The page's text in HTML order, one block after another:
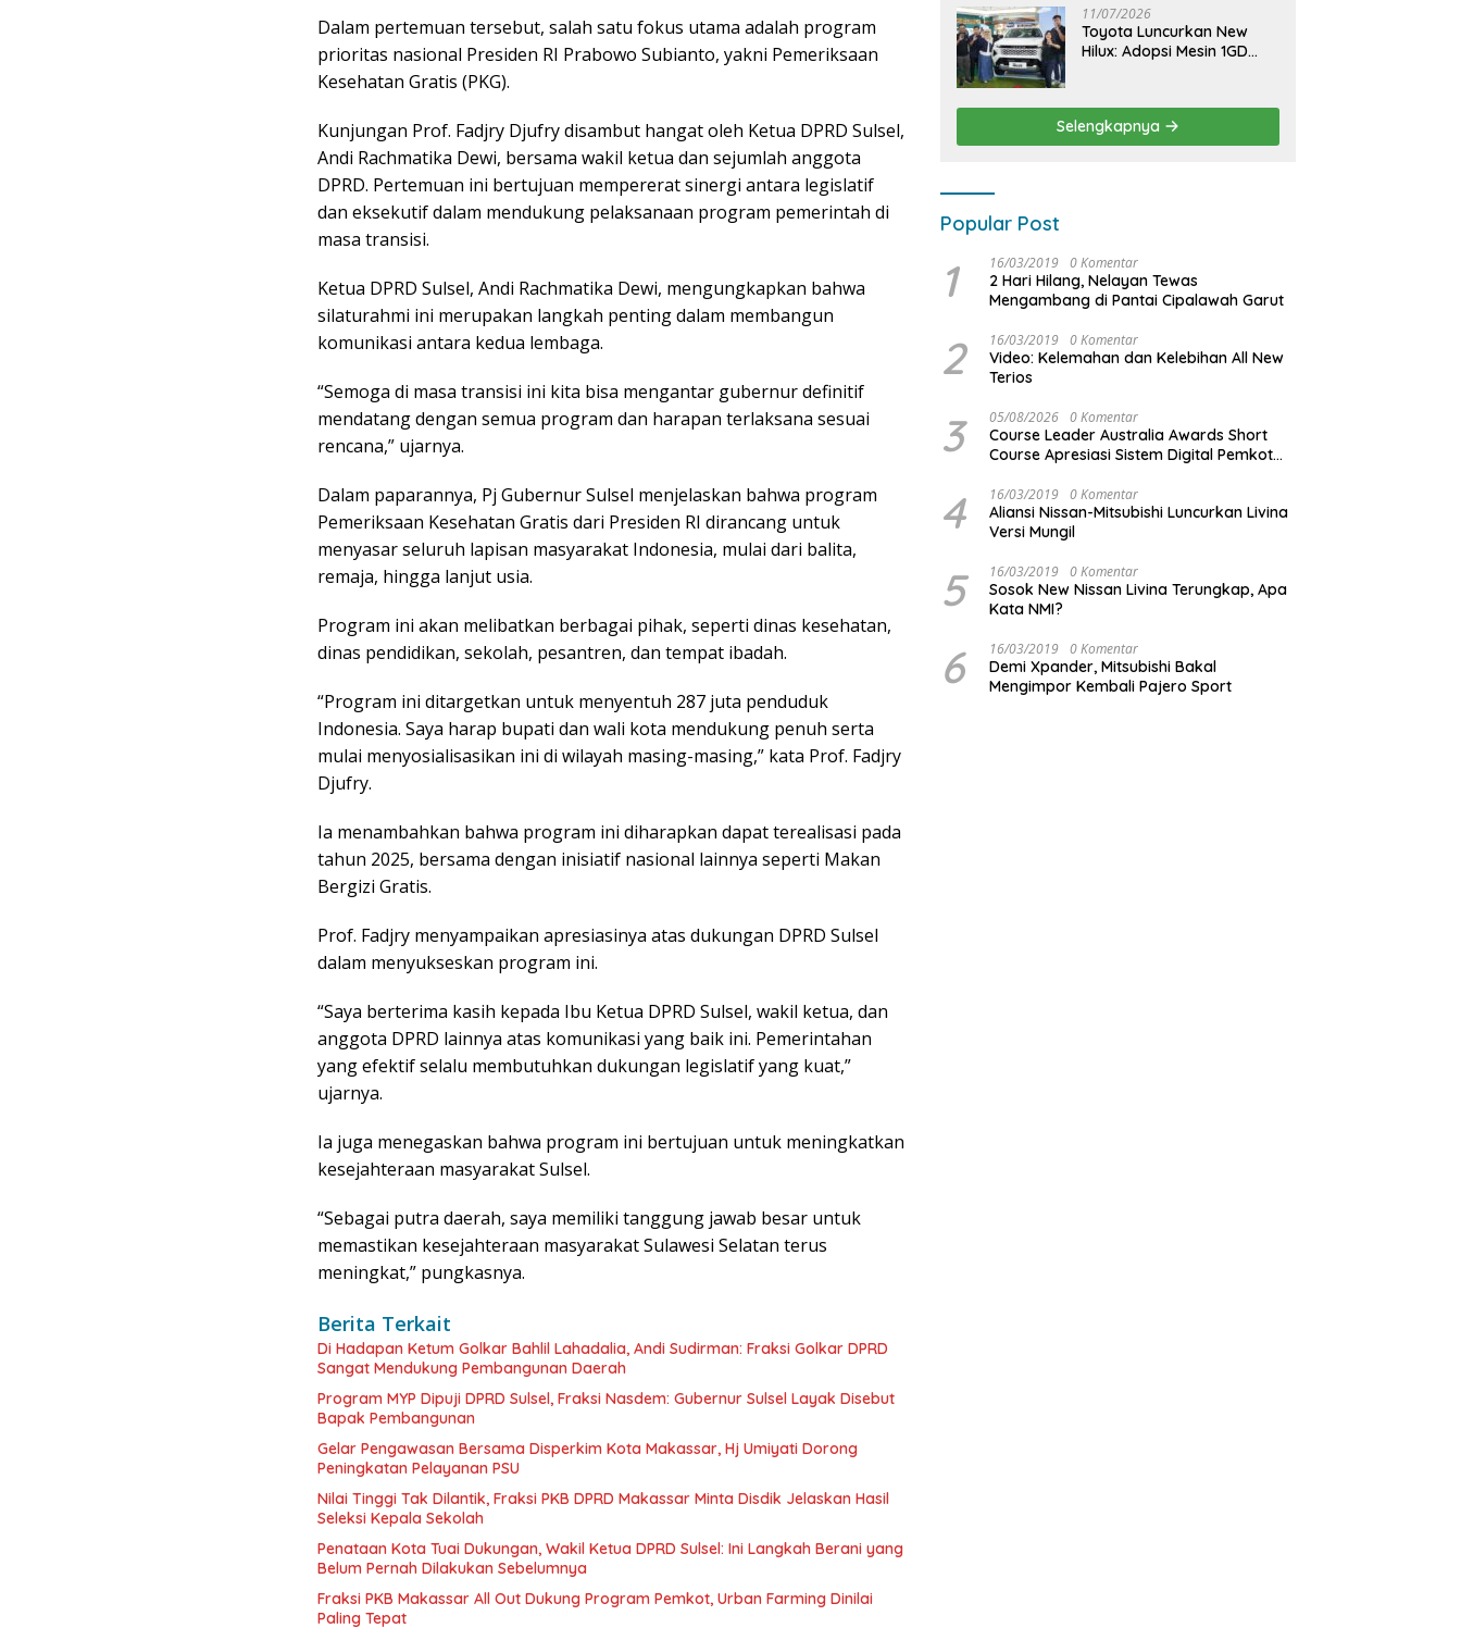
Dalam pertemuan tersebut, salah satu fokus utama adalah program
prioritas nasional Presiden RI Prabowo Subianto, yakni Pemeriksaan
Kesehatan Gratis (PKG).
Kunjungan Prof. Fadjry Djufry disambut hangat oleh Ketua DPRD Sulsel,
Andi Rachmatika Dewi, bersama wakil ketua dan sejumlah anggota
DPRD. Pertemuan ini bertujuan mempererat sinergi antara legislatif
dan eksekutif dalam mendukung pelaksanaan program pemerintah di
masa transisi.
Ketua DPRD Sulsel, Andi Rachmatika Dewi, mengungkapkan bahwa
silaturahmi ini merupakan langkah penting dalam membangun
komunikasi antara kedua lembaga.
“Semoga di masa transisi ini kita bisa mengantar gubernur definitif
mendatang dengan semua program dan harapan terlaksana sesuai
rencana,” ujarnya.
Dalam paparannya, Pj Gubernur Sulsel menjelaskan bahwa program
Pemeriksaan Kesehatan Gratis dari Presiden RI dirancang untuk
menyasar seluruh lapisan masyarakat Indonesia, mulai dari balita,
remaja, hingga lanjut usia.
Program ini akan melibatkan berbagai pihak, seperti dinas kesehatan,
dinas pendidikan, sekolah, pesantren, dan tempat ibadah.
“Program ini ditargetkan untuk menyentuh 287 juta penduduk
Indonesia. Saya harap bupati dan wali kota mendukung penuh serta
mulai menyosialisasikan ini di wilayah masing-masing,” kata Prof. Fadjry
Djufry.
Ia menambahkan bahwa program ini diharapkan dapat terealisasi pada
tahun 2025, bersama dengan inisiatif nasional lainnya seperti Makan
Bergizi Gratis.
Prof. Fadjry menyampaikan apresiasinya atas dukungan DPRD Sulsel
dalam menyukseskan program ini.
“Saya berterima kasih kepada Ibu Ketua DPRD Sulsel, wakil ketua, dan
anggota DPRD lainnya atas komunikasi yang baik ini. Pemerintahan
yang efektif selalu membutuhkan dukungan legislatif yang kuat,”
ujarnya.
Ia juga menegaskan bahwa program ini bertujuan untuk meningkatkan
kesejahteraan masyarakat Sulsel.
“Sebagai putra daerah, saya memiliki tanggung jawab besar untuk
memastikan kesejahteraan masyarakat Sulawesi Selatan terus
meningkat,” pungkasnya.
Berita Terkait
Di Hadapan Ketum Golkar Bahlil Lahadalia, Andi Sudirman: Fraksi Golkar DPRD
Sangat Mendukung Pembangunan Daerah
Program MYP Dipuji DPRD Sulsel, Fraksi Nasdem: Gubernur Sulsel Layak Disebut
Bapak Pembangunan
Gelar Pengawasan Bersama Disperkim Kota Makassar, Hj Umiyati Dorong
Peningkatan Pelayanan PSU
Nilai Tinggi Tak Dilantik, Fraksi PKB DPRD Makassar Minta Disdik Jelaskan Hasil
Seleksi Kepala Sekolah
Penataan Kota Tuai Dukungan, Wakil Ketua DPRD Sulsel: Ini Langkah Berani yang
Belum Pernah Dilakukan Sebelumnya
Fraksi PKB Makassar All Out Dukung Program Pemkot, Urban Farming Dinilai
Paling Tepat
Bermakna &
Menyenangkan bagi Anak
dan Keluarga
11/07/2026
Toyota Luncurkan New
Hilux: Adopsi Mesin 1GD
Dukung Produktivitas dan
Adventure
Selengkapnya
Popular Post
1 16/03/2019 0 Komentar
2 Hari Hilang, Nelayan Tewas
Mengambang di Pantai Cipalawah Garut
2 16/03/2019 0 Komentar
Video: Kelemahan dan Kelebihan All New
Terios
3 05/08/2026 0 Komentar
Course Leader Australia Awards Short
Course Apresiasi Sistem Digital Pemkot
Unggulan Pelayanan Publik Berbasis Data
4 16/03/2019 0 Komentar
Aliansi Nissan-Mitsubishi Luncurkan Livina
Versi Mungil
5 16/03/2019 0 Komentar
Sosok New Nissan Livina Terungkap, Apa
Kata NMI?
6 16/03/2019 0 Komentar
Demi Xpander, Mitsubishi Bakal
Mengimpor Kembali Pajero Sport